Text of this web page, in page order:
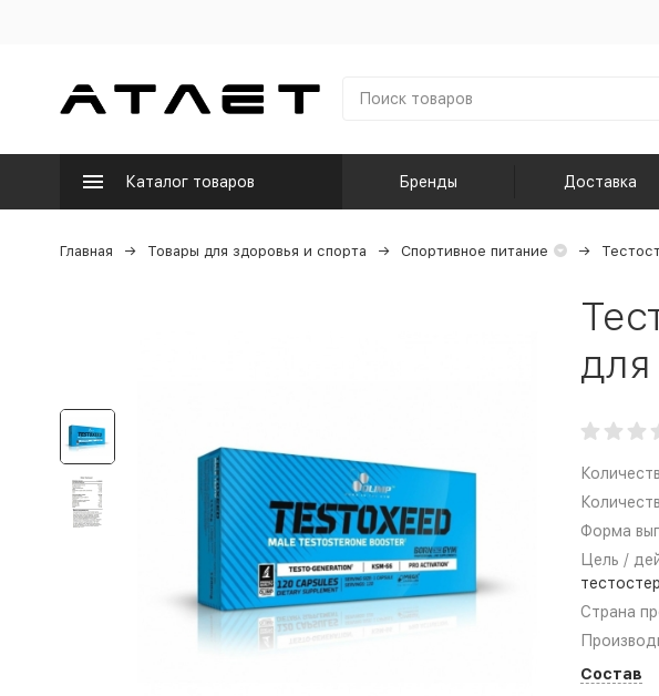
Каталог товаров Бренды Доставка
Главная Товары для здоровья и спорта Спортивное питание
для
Форма
Цель /
Страна
Состав